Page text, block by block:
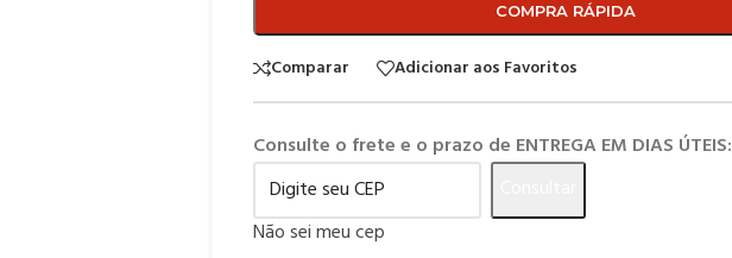
COMPRA RÁPIDA
Comparar Adicionar aos Favoritos
Consulte o frete e o prazo de ENTREGA EM DIAS ÚTEIS:
Não sei meu cep